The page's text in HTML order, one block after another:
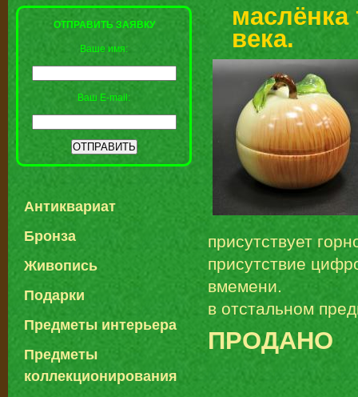
ОТПРАВИТЬ ЗАЯВКУ
Ваше имя:
Ваш E-mail:
Антиквариат
Бронза
Живопись
Подарки
Предметы интерьера
Предметы
коллекционирования
маслёнка
века.
присутствует
присутствие
вмемени.
в отстальном
ПРОДАНО